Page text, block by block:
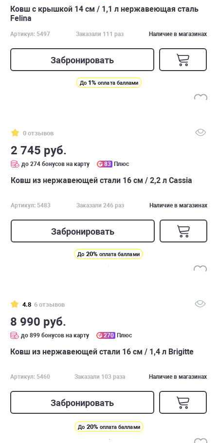
Ковш с крышкой 14 см / 1,1 л нержавеющая сталь
Felina
Артикул: 5497 Заказали 111 раз Наличие в магазинах
Забронировать
До 1% оплата баллами
0 отзывов
2 745 руб.
до 274 бонусов на карту 83 Плюс
Ковш из нержавеющей стали 16 см / 2,2 л Cassia
Артикул: 5483 Заказали 246 раз Наличие в магазинах
Забронировать
До 20% оплата баллами
4.8 6 отзывов
8 990 руб.
до 899 бонусов на карту 270 Плюс
Ковш из нержавеющей стали 16 см / 1,4 л Brigitte
Артикул: 5460 Заказали 103 раза Наличие в магазинах
Забронировать
До 20% оплата баллами